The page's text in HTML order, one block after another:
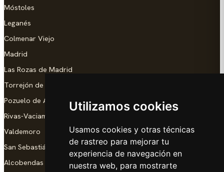
Utilizamos cookies
Usamos cookies y otras técnicas
de rastreo para mejorar tu
experiencia de navegación en
nuestra web, para mostrarte
Móstoles
Leganés
Colmenar Viejo
Madrid
Las Rozas de Madrid
Torrejón de Ardoz
Pozuelo de Alarcón
Rivas-Vaciamadrid
Valdemoro
San Sebastián de los Reyes
Alcobendas